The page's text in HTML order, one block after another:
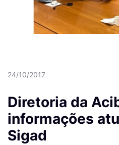
24/10/2017
Diretoria da
informações
Sigad